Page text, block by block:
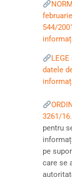
544/
datele
3261/
pentru
pe
care se